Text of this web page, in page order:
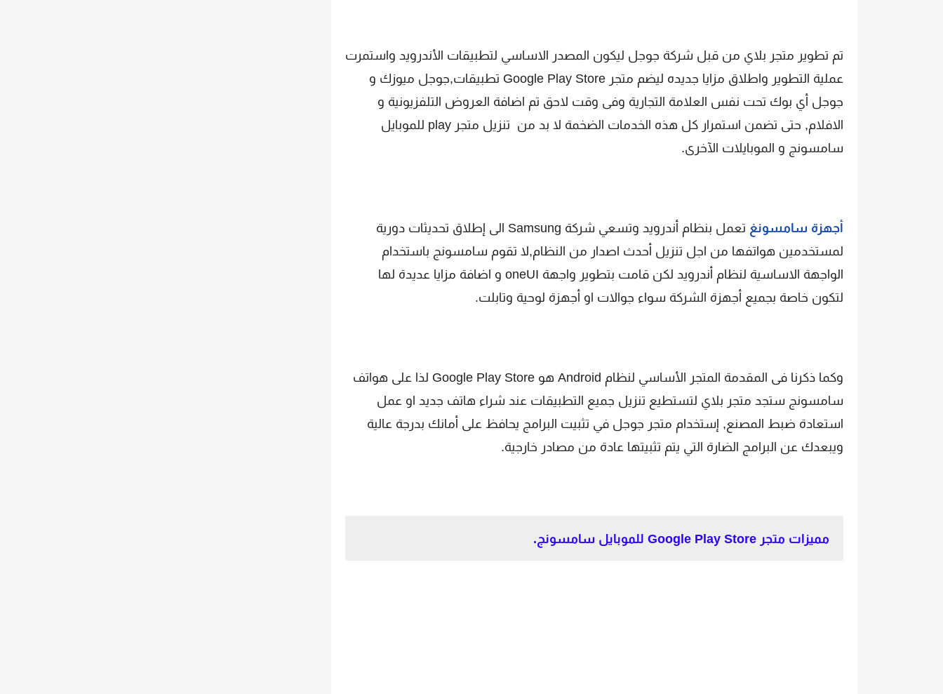
تم تطوير متجر بلاي من قبل شركة جوجل ليكون المصدر الاساسي لتطبيقات الأندرويد واستمرت
عملية التطوير واطلاق مزايا جديده ليضم متجر Google Play Store تطبيقات,جوجل ميوزك و
جوجل أي بوك تحت نفس العلامة التجارية وفى وقت لاحق تم اضافة العروض التلفزيونية و
الافلام, حتى تضمن استمرار كل هذه الخدمات الضخمة لا بد من تنزيل متجر play للموبايل
سامسونج و الموبايلات الآخرى.
أجهزة سامسونغ
تعمل بنظام أندرويد وتسعي شركة Samsung الى إطلاق تحديثات دورية
لمستخدمين هواتفها من اجل تنزيل أحدث اصدار من النظام,لا تقوم سامسونج باستخدام
الواجهة الاساسية لنظام أندرويد لكن قامت بتطوير واجهة oneUI و اضافة مزايا عديدة لها
لتكون خاصة بجميع أجهزة الشركة سواء جوالات او أجهزة لوحية وتابلت.
وكما ذكرنا فى المقدمة المتجر الأساسي لنظام Android هو Google Play Store لذا على هواتف
سامسونج ستجد متجر بلاي لتستطيع تنزيل جميع التطبيقات عند شراء هاتف جديد او عمل
استعادة ضبط المصنع, إستخدام متجر جوجل في تثبيت البرامج يحافظ على أمانك بدرجة عالية
ويبعدك عن البرامج الضارة التي يتم تثبيتها عادة من مصادر خارجية.
مميزات متجر Google Play Store للموبايل سامسونج.